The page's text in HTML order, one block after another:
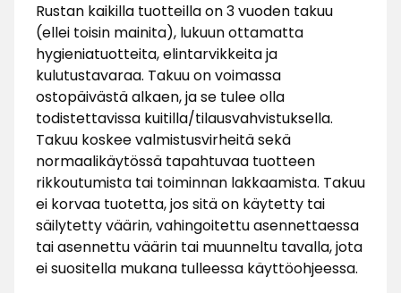
Rustan kaikilla tuotteilla on 3 vuoden takuu
(ellei toisin mainita), lukuun ottamatta
hygieniatuotteita, elintarvikkeita ja
kulutustavaraa. Takuu on voimassa
ostopäivästä alkaen, ja se tulee olla
todistettavissa kuitilla/tilausvahvistuksella.
Takuu koskee valmistusvirheitä sekä
normaalikäytössä tapahtuvaa tuotteen
rikkoutumista tai toiminnan lakkaamista. Takuu
ei korvaa tuotetta, jos sitä on käytetty tai
säilytetty väärin, vahingoitettu asennettaessa
tai asennettu väärin tai muunneltu tavalla, jota
ei suositella mukana tulleessa käyttöohjeessa.